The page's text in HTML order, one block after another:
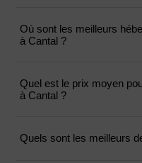
Où sont les meilleurs
à Cantal ?
Quel est le prix moyen
à Cantal ?
Quels sont les meilleurs